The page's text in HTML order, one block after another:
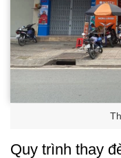
Quy trình thay